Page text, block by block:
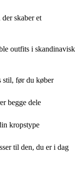
skaber et
outfits i skandinavisk
stil, før du køber
begge dele
kropstype
til den, du er i dag